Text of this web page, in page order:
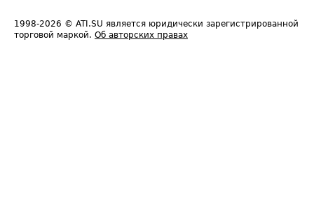
1998-2026 © ATI.SU является юридически зарегистрированной
торговой маркой. Об авторских правах